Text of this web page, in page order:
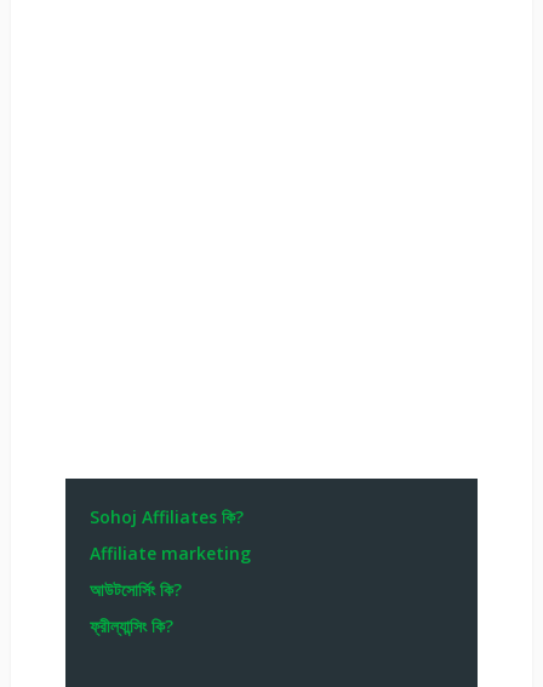
Sohoj Affiliates কি?
Affiliate marketing
আউটসোর্সিং কি?
ফ্রীল্যান্সিং কি?